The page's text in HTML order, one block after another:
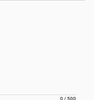
0 / 500